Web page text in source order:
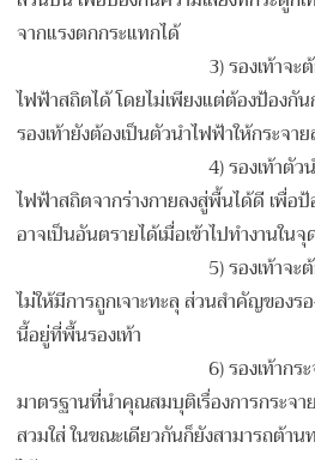
จากแรงตกกระแทกได้
3) รองเท้าจะ
ไฟฟ้าสถิตได้ โดยไม่เพียงแต่ต้องป้องกั
รองเท้ายังต้องเป็นตัวนำไฟฟ้าให้กระจา
4) รองเท้าตั
ไฟฟ้าสถิตจากร่างกายลงสู่พื้นได้ดี เพื่อ
อาจเป็นอันตรายได้เมื่อเข้าไปทำงานใน
5) รองเท้าจ
ไม่ให้มีการถูกเจาะทะลุ ส่วนสำคัญของ
นี้อยู่ที่พื้นรองเท้า
6) รองเท้าก
มาตรฐานที่นำคุณสมบุติเรื่องการกระจ
สวมใส่ ในขณะเดียวกันก็ยังสามารถต้า